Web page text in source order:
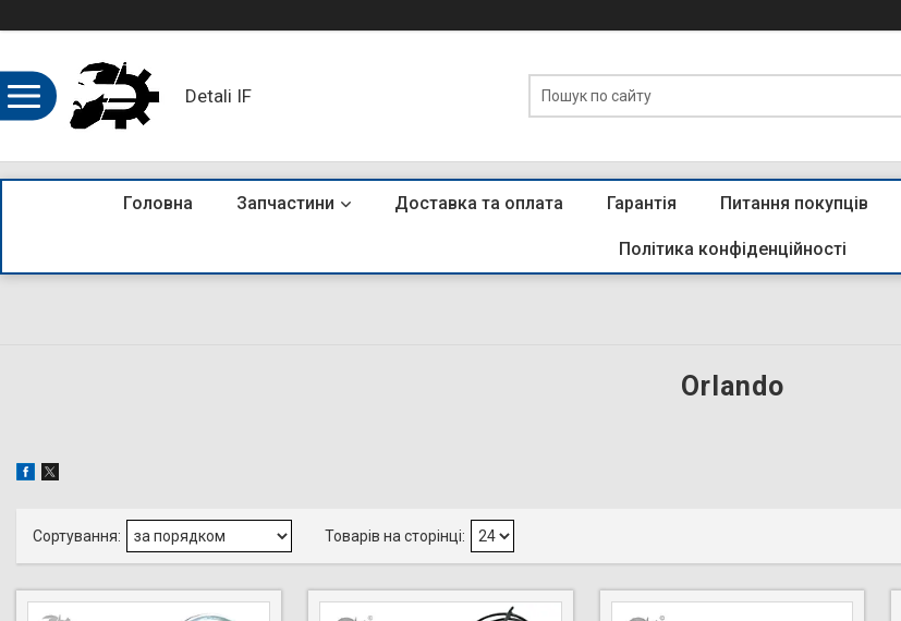
Detali IF
Головна Запчастини Доставка та оплата Гарантія Питання покупців
Політика конфіденційності
Orlando